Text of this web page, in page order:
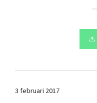
3 februari 2017